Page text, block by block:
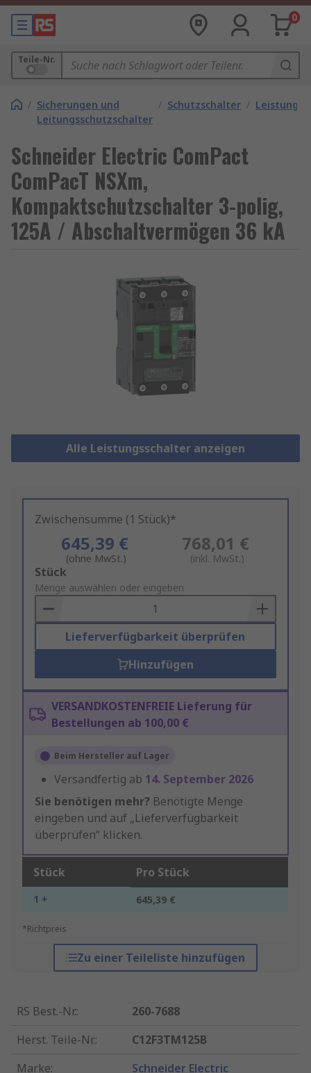
0
Teile-Nr.
/ Sicherungen und
Leitungsschutzschalter
/ Schutzschalter /
Schneider Electric ComPact
ComPacT NSXm,
Kompaktschutzschalter 3-polig,
125A / Abschaltvermögen 36 kA
Alle Leistungsschalter anzeigen
Zwischensumme (1 Stück)*
645,39 €
(ohne MwSt.)
768,01 €
(inkl. MwSt.)
Add
to
Basket
Stück
Menge auswählen oder eingeben
Lieferverfügbarkeit überprüfen
Hinzufügen
VERSANDKOSTENFREIE Lieferung für
Bestellungen ab 100,00 €
Beim Hersteller auf Lager
Versandfertig ab 14. September 2026
Sie benötigen mehr? Benötigte Menge
eingeben und auf „Lieferverfügbarkeit
überprüfen“ klicken.
Stück Pro Stück
1 + 645,39 €
*Richtpreis
Zu einer Teileliste hinzufügen
RS Best.-Nr.:
260-7688
Herst. Teile-Nr.:
C12F3TM125B
Marke: Schneider Electric